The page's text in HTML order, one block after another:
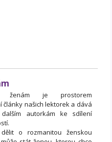
ženám je prostorem
články našich lektorek a dává
autorkám ke sdílení
o rozmanitou ženskou